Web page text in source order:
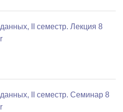
II семестр. Лекция 8
II семестр. Семинар 8